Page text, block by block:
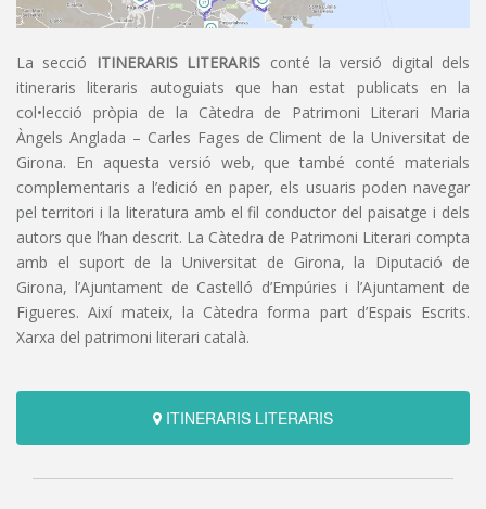
La secció ITINERARIS LITERARIS conté la versió digital dels
itineraris literaris autoguiats que han estat publicats en la
col•lecció pròpia de la Càtedra de Patrimoni Literari Maria
Àngels Anglada – Carles Fages de Climent de la Universitat de
Girona. En aquesta versió web, que també conté materials
complementaris a l’edició en paper, els usuaris poden navegar
pel territori i la literatura amb el fil conductor del paisatge i dels
autors que l’han descrit. La Càtedra de Patrimoni Literari compta
amb el suport de la Universitat de Girona, la Diputació de
Girona, l’Ajuntament de Castelló d’Empúries i l’Ajuntament de
Figueres. Així mateix, la Càtedra forma part d’Espais Escrits.
Xarxa del patrimoni literari català.
ITINERARIS LITERARIS